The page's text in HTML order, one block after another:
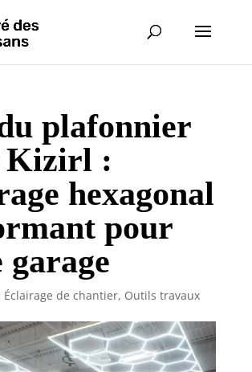
plafonnier
Kizirl :
hexagonal
pour
garage
Éclairage de chantier, Outils travaux